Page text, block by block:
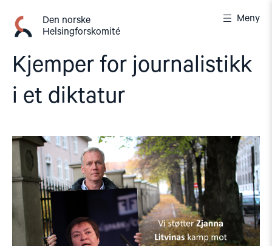
innhold
Den norske
Helsingforskomité
Meny
Kjemper for journalistikk
i et diktatur